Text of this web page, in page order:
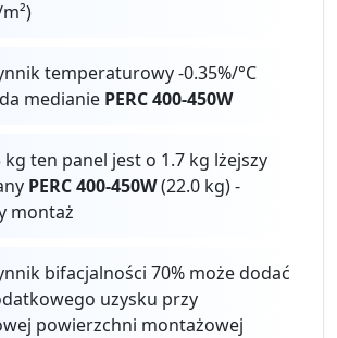
temperaturowy -0.35%/°C
medianie PERC 400-450W
kg ten panel jest o 1.7 kg lżejszy
PERC 400-450W(22.0 kg) -
montaż
bifacjalności 70% może dodać
uzysku przy
powierzchni montażowej